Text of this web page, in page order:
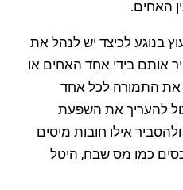
האחים.
בנוגע לכיצד יש לנהל את
אותם בידי אחד האחים או
את התמורה לכל אחד
להעריך את השפעת
אילו חובות מיסים
כמו מס שבח, היטל